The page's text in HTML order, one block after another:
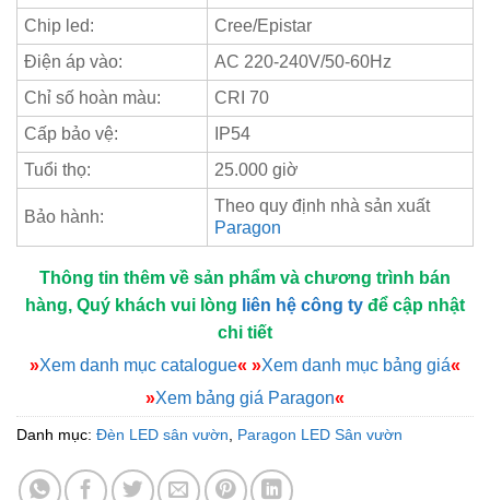
Chip led:
Cree/Epistar
Điện áp vào:
AC 220-240V/50-60Hz
Chỉ số hoàn màu:
CRI 70
Cấp bảo vệ:
IP54
Tuổi thọ:
25.000 giờ
Bảo hành:
Theo quy định nhà sản xuất
Paragon
Thông tin thêm về sản phẩm và chương trình bán
hàng, Quý khách vui lòng liên hệ công ty để cập nhật
chi tiết
»Xem danh mục catalogue« »Xem danh mục bảng giá«
»Xem bảng giá Paragon«
Danh mục: Đèn LED sân vườn, Paragon LED Sân vườn